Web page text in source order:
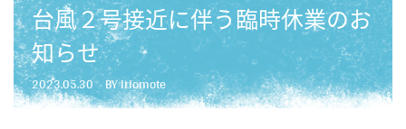
台風２号接近に伴う臨時休業のお
知らせ
2023.05.30 BY iriomote